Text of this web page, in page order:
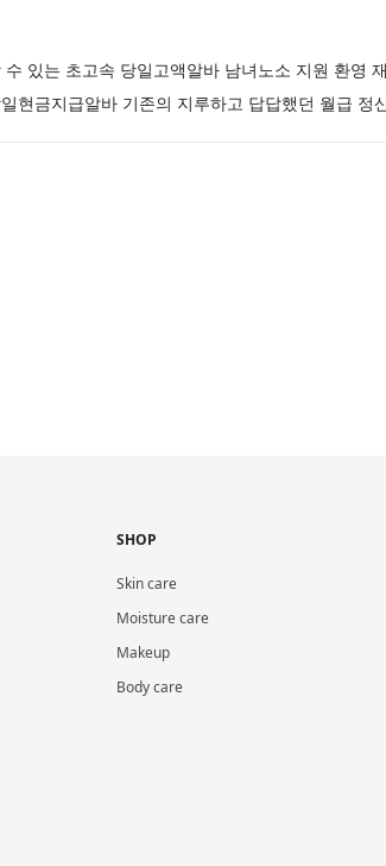
있는 초고속 당일고액알바 남녀노소 지원 환영
현금지급알바 기존의 지루하고 답답했던 월급 정
SHOP
Skin care
Moisture care
Makeup
Body care